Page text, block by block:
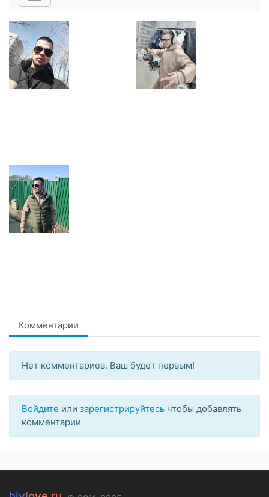
Комментарии
Нет комментариев. Ваш будет первым!
Войдите или зарегистрируйтесь чтобы добавлять
комментарии